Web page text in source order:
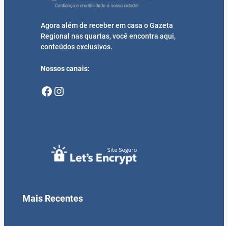
Agora além de receber em casa o Gazeta
Regional nas quartas, você encontra aqui,
conteúdos exclusivos.
Nossos canais:
Facebook Instagram
Mais Recentes